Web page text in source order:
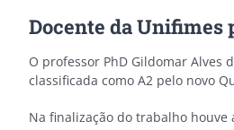
Docente da Unifimes
O professor PhD Gildomar Alves
classificada como A2 pelo novo
Na finalização do trabalho